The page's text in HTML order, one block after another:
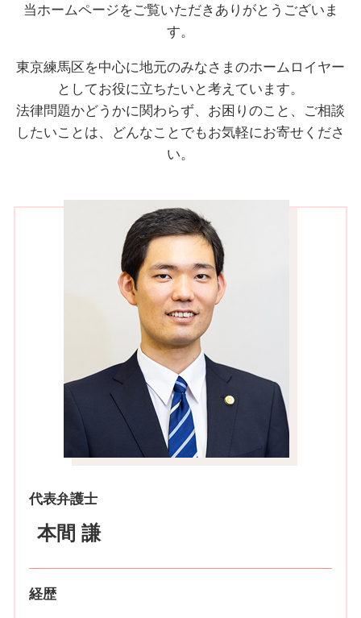
当ホームページをご覧いただきありがとうございま
す。
東京練馬区を中心に地元のみなさまのホームロイヤー
としてお役に立ちたいと考えています。
法律問題かどうかに関わらず、お困りのこと、ご相談
したいことは、どんなことでもお気軽にお寄せくださ
い。
代表弁護士
本間 謙
経歴